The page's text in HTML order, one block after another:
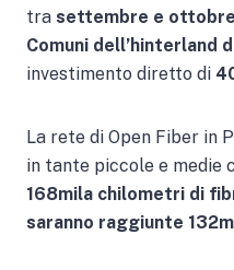
tra settembre e ottobre
Comuni dell’hinterland
investimento diretto di
La rete di Open Fiber in
in tante piccole e medie
168mila chilometri di
saranno raggiunte